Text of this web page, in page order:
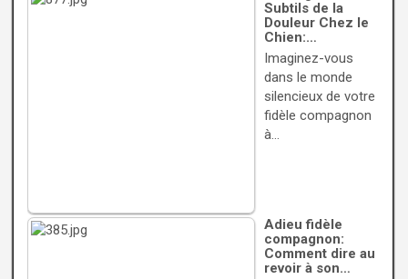
Subtils de la
Douleur Chez le
Chien:…
Imaginez-vous
dans le monde
silencieux de votre
fidèle compagnon
à…
Adieu fidèle
compagnon:
Comment dire au
revoir à son…